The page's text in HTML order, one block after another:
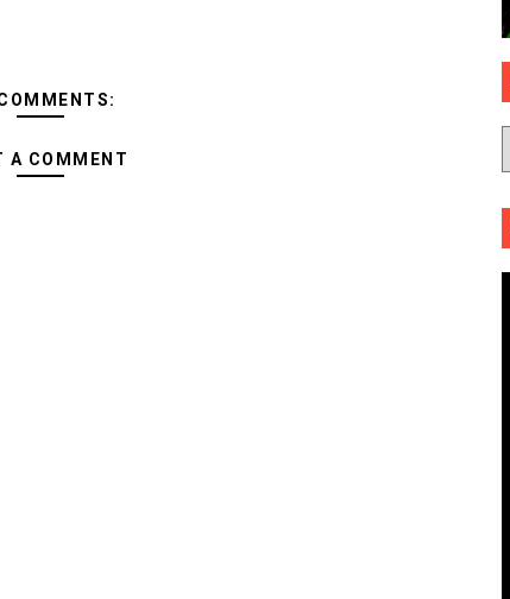
A COMMENT